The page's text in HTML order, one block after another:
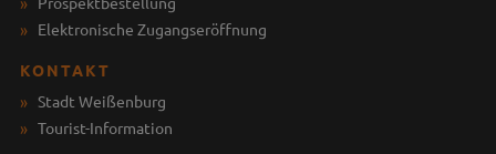
Elektronische Zugangseröffnung
KONTAKT
Stadt Weißenburg
Tourist-Information